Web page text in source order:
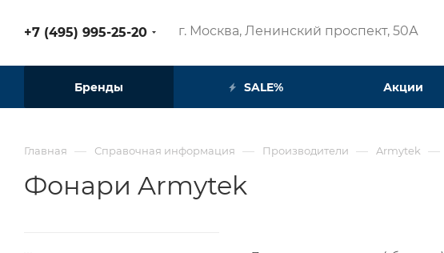
+7 (495) 995-25-20​ г. Москва, Ленинский проспект, 50А​
Бренды SALE% Акции
Главная — Справочная информация — Производители — Armytek —
Фонари Armytek